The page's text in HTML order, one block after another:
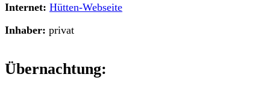
Internet: Hütten-Webseite
Inhaber: privat
Übernachtung: